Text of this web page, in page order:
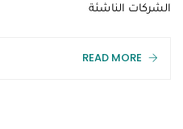
الشركات الناشئة
READ MORE